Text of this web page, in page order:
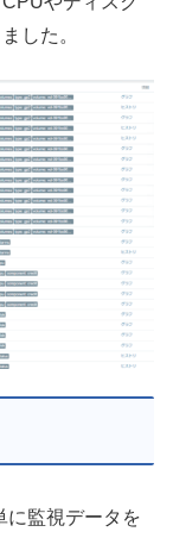
した。
に監視データを